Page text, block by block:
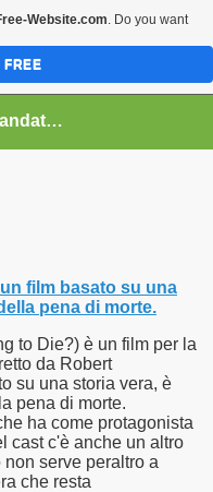
MUSICA
RSVP (Raccomandati Se Vi Piacciono)
film basato su una
pena di morte.
to Die?) è un film per la
da Robert
su una storia vera, è
pena di morte.
ha come protagonista
cast c'è anche un altro
serve peraltro a
che resta
Website.com. Do you want
FREE